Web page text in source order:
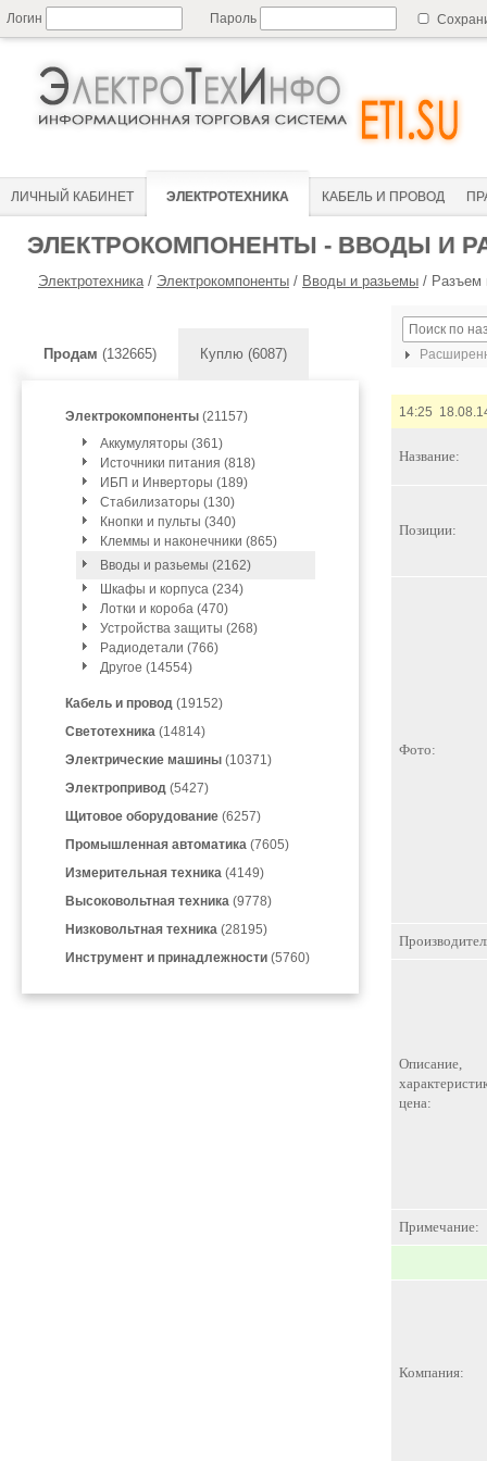
Логин Пароль
ЛИЧНЫЙ КАБИНЕТ ЭЛЕКТРОТЕХНИКА КАБЕЛЬ И ПРОВОД
ЭЛЕКТРОКОМПОНЕНТЫ - ВВОДЫ И
Электротехника/ Электрокомпоненты / Вводы и разьемы / Разъем
Продам (132665) Куплю (6087)
Электрокомпоненты (21157)
Аккумуляторы (361)
Источники питания (818)
ИБП и Инверторы (189)
Стабилизаторы (130)
Кнопки и пульты (340)
Клеммы и наконечники (865)
Вводы и разьемы (2162)
Шкафы и корпуса (234)
Лотки и короба (470)
Устройства защиты (268)
Радиодетали (766)
Другое (14554)
Кабель и провод (19152)
Светотехника (14814)
Электрические машины (10371)
Электропривод (5427)
Щитовое оборудование (6257)
Промышленная автоматика (7605)
Измерительная техника (4149)
Высоковольтная техника (9778)
Низковольтная техника (28195)
Инструмент и принадлежности (5760)
14:25
Название:
Позиции:
Фото:
Описание,
цена:
Примечание:
Компания: